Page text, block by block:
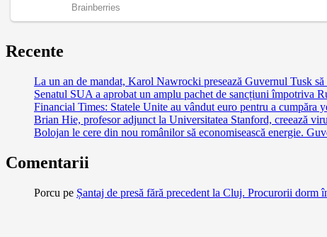
Recente
La un an de mandat, Karol Nawrocki presează Guvernul Tusk
Senatul SUA a aprobat un amplu pachet de sancțiuni împotriva
Financial Times: Statele Unite au vândut euro pentru a
Brian Hie, profesor adjunct la Universitatea Stanford, creează
Bolojan le cere din nou românilor să economisească energie.
Comentarii
Porcu pe Șantaj de presă fără precedent la Cluj. Procurorii dorm